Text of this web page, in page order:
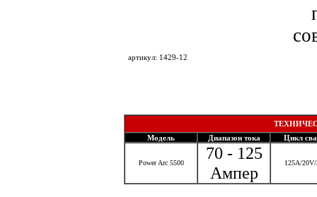
артикул: 1429-12
Модель
Диапазон тока Цикл
Power Arc 5500
70 - 125
Ампер
125А/20V/